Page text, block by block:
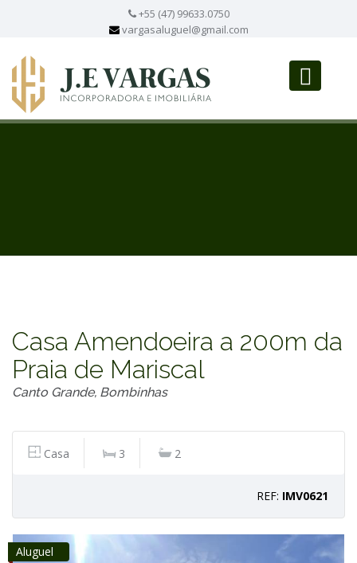
+55 (47) 99633.0750
vargasaluguel@gmail.com
Casa Amendoeira a 200m da
Praia de Mariscal
Canto Grande, Bombinhas
Casa 3 2
REF: IMV0621
Aluguel